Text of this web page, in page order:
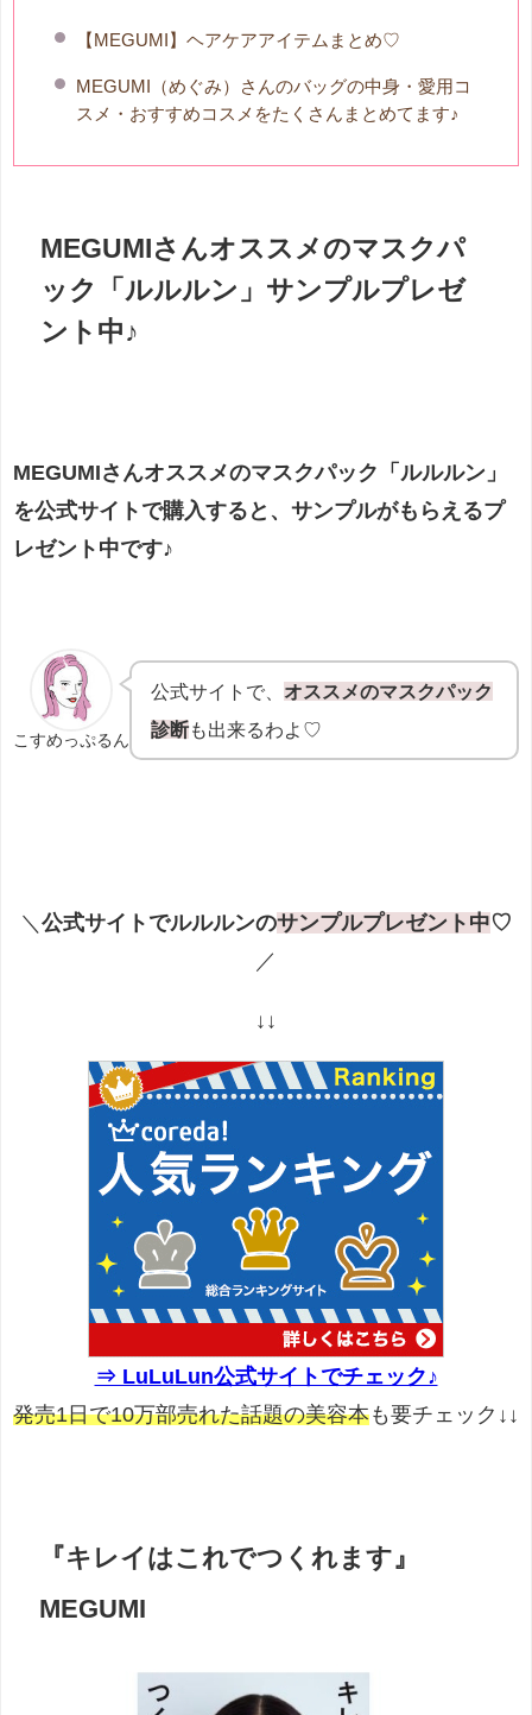
【MEGUMI】ヘアケアアイテムまとめ♡
MEGUMI（めぐみ）さんのバッグの中身・愛用コ
スメ・おすすめコスメをたくさんまとめてます♪
MEGUMIさんオススメのマスクパ
ック「ルルルン」サンプルプレゼ
ント中♪
MEGUMIさんオススメのマスクパック「ルルルン」
を公式サイトで購入すると、サンプルがもらえるプ
レゼント中です♪
こすめっぷるん
公式サイトで、 オススメのマスクパック
診断も出来るわよ♡
＼ 公式サイトでルルルンのサンプルプレゼント中♡
／
↓↓
⇒ LuLuLun公式サイトでチェック♪
発売1日で10万部売れた話題の美容本も要チェック↓↓
『キレイはこれでつくれます』
MEGUMI